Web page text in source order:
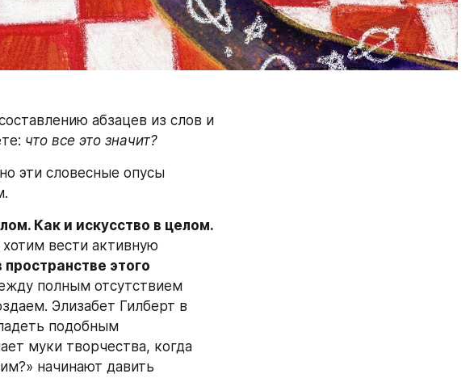
абзацев из слов и
что все это значит?
эти словесные опусы
Как и искусство в целом.
вести активную
этого
полным отсутствием
Элизабет Гилберт в
подобным
муки творчества, когда
начинают давить